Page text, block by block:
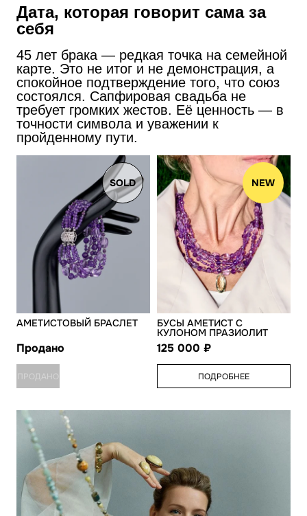
Дата, которая говорит сама за
себя
45 лет брака — редкая точка на семейной
карте. Это не итог и не демонстрация, а
спокойное подтверждение того, что союз
состоялся. Сапфировая свадьба не
требует громких жестов. Её ценность — в
точности символа и уважении к
пройденному пути.
SOLD
АМЕТИСТОВЫЙ БРАСЛЕТ
Продано
ПРОДАНО
NEW
БУСЫ АМЕТИСТ С
КУЛОНОМ ПРАЗИОЛИТ
125 000
ПОДРОБНЕЕ